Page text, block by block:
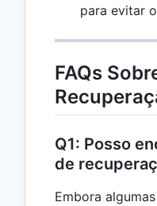
para evitar
FAQs
Q1: Posso
de
Embora